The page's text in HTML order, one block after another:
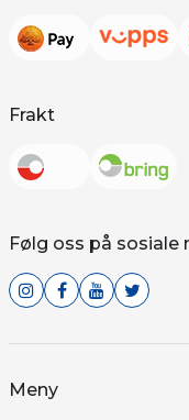
Frakt
Følg oss på sosiale
Meny